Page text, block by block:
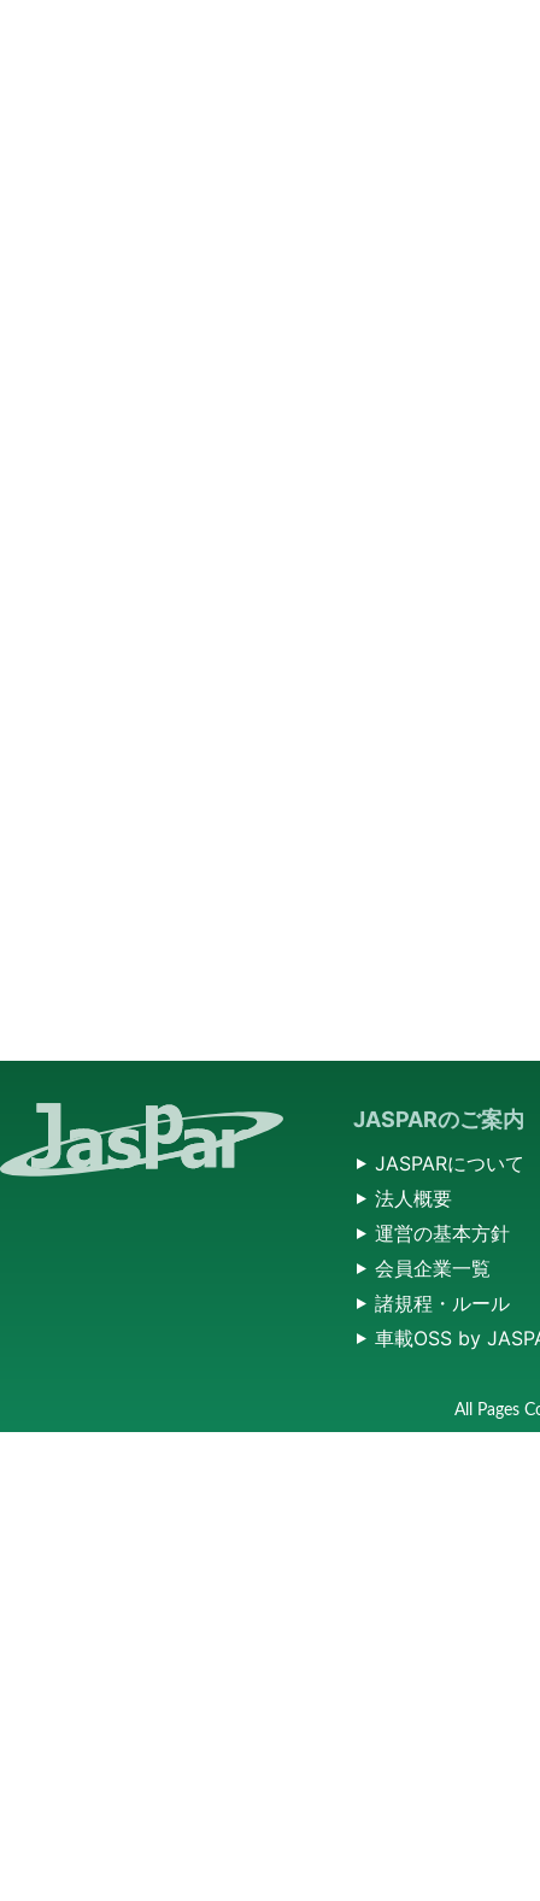
JASPARのご案内
JASPARについて
法人概要
運営の基本方針
会員企業一覧
諸規程・ルール
車載OSS by
All Pages